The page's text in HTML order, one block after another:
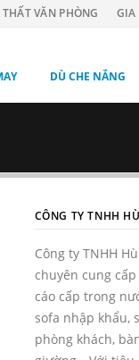
VĂN PHÒNG GIA
DÙ CHE NẮNG
CÔNG TY TNHH
Công ty TNHH
chuyên cung
cáo cấp trong
sofa nhập khẩu,
phòng khách,